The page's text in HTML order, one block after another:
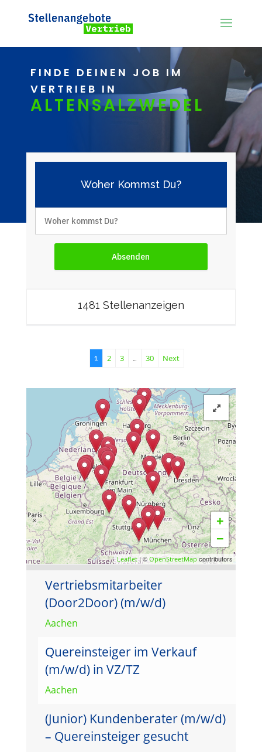
FINDE DEINEN JOB IM
VERTRIEB IN
ALTENSALZWEDEL
Woher Kommst Du?
1481 Stellenanzeigen
1 2 3 … 30 Next
+
−
Leaflet| ©OpenStreetMap contributors
Vertriebsmitarbeiter
(Door2Door) (m/w/d)
Aachen
Quereinsteiger im Verkauf
(m/w/d) in VZ/TZ
Aachen
(Junior) Kundenberater (m/w/d)
– Quereinsteiger gesucht